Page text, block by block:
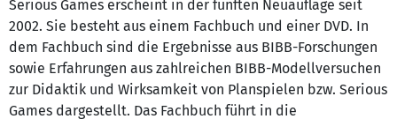
Serious Games erscheint in der fünften Neuauflage seit
2002. Sie besteht aus einem Fachbuch und einer DVD. In
dem Fachbuch sind die Ergebnisse aus BIBB-Forschungen
sowie Erfahrungen aus zahlreichen BIBB-Modellversuchen
zur Didaktik und Wirksamkeit von Planspielen bzw. Serious
Games dargestellt. Das Fachbuch führt in die